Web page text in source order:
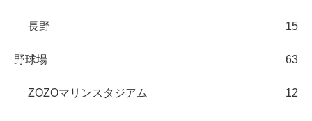
長野 15
野球場 63
ZOZOマリンスタジアム 12